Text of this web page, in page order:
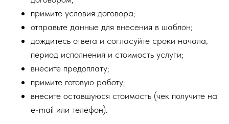
примите условия договора;
отправьте данные для внесения в шаблон;
дождитесь ответа и согласуйте сроки начала,
период исполнения и стоимость услуги;
внесите предоплату;
примите готовую работу;
внесите оставшуюся стоимость (чек получите на
e-mail или телефон).